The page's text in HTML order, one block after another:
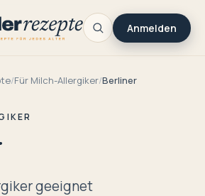
Anmelden
/Für Milch-Allergiker/Berliner
geeignet